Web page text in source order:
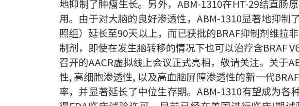
地抑制了肿瘤生长。另外，ABM-1310在HT-29结直肠
用。由于对大脑的良好渗透性，ABM-1310显著地抑
照组）延长至90天以上，而已获批的BRAF抑制剂维拉
制剂，即使在发生脑转移的情况下也可以治疗含BRAF
召开的AACR虚拟线上会议正式亮相，敬请关注。关于
性, 高细胞渗透性, 以及高血脑屏障渗透性的新一代
率，并显著延长了中位生存期。ABM-1310有望成为各